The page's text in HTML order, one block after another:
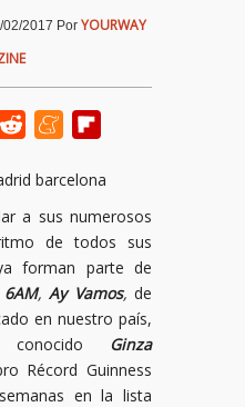
02/2017 Por YOURWAY
Copy
Reddit Meneame
a sus numerosos
de todos sus
forman parte de
6AM, Ay Vamos, de
en nuestro país,
conocido
Ginza
Récord Guinness
en la lista